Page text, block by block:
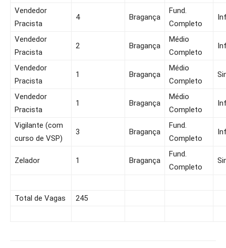
Vendedor
Pracista
4 Bragança
Fund.
Completo
Vendedor
Pracista
2 Bragança
Médio
Completo
Vendedor
Pracista
1 Bragança
Médio
Completo
Vendedor
Pracista
1 Bragança
Médio
Completo
Vigilante (com
curso de VSP)
3 Bragança
Fund.
Completo
Zelador 1 Bragança
Fund.
Completo
Total de Vagas 245